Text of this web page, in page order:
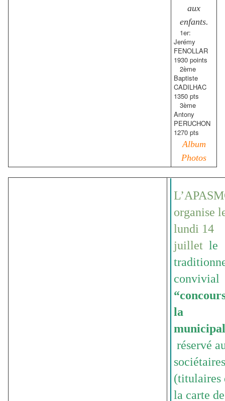
aux
enfants.
1er:
Jerémy
FENOLLAR
1930 points
2ème
Baptiste
CADILHAC
1350 pts
3ème
Antony
PERUCHON
1270 pts
Album
Photos
organise
lundi 14
juillet le
convivial
la
réservé
sociétaires
(titulaires
la carte de